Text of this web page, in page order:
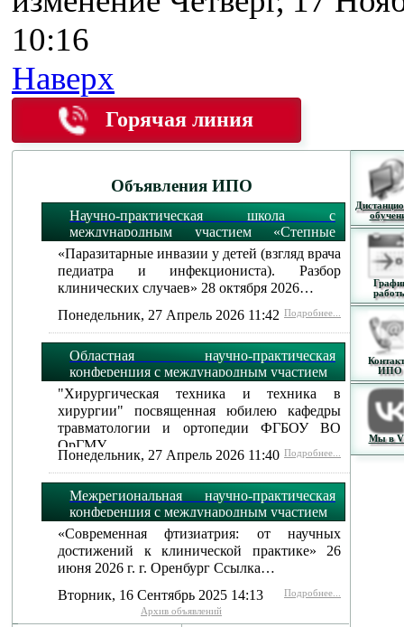
10:16
Наверх
Горячая линия
Объявления ИПО
Научно-практическая школа с
международным участием «Степные
огни»:
«Паразитарные инвазии у детей (взгляд врача
педиатра и инфекциониста). Разбор
клинических случаев» 28 октября 2026…
Понедельник, 27 Апрель 2026 11:42 Подробнее...
Областная научно-практическая
конференция с международным участием
"Хирургическая техника и техника в
хирургии" посвященная юбилею кафедры
травматологии и ортопедии ФГБОУ ВО
ОрГМУ…
Понедельник, 27 Апрель 2026 11:40 Подробнее...
Межрегиональная научно-практическая
конференция с международным участием
«Современная фтизиатрия: от научных
достижений к клинической практике» 26
июня 2026 г. г. Оренбург Ссылка…
Вторник, 16 Сентябрь 2025 14:13
Подробнее...
Архив объявлений
ИПО
Мы в